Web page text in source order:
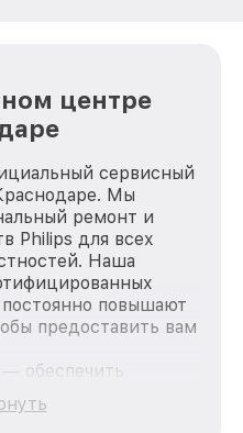
центре
сервисный
Мы
ремонт и
Philips для всех
Наша
повышают
предоставить вам
обеспечить
ремонт для
Philips, вне